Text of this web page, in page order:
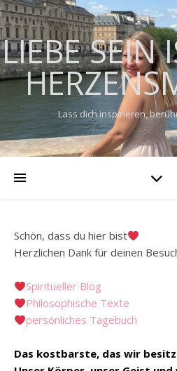
LIEBE SEIN
Lass dich inspirieren,
Schön, dass du hier bist
Herzlichen Dank für deinen
Spiritueller Blog
Philosophische Texte
persönliches Tagebuch
Das kostbarste, das wir